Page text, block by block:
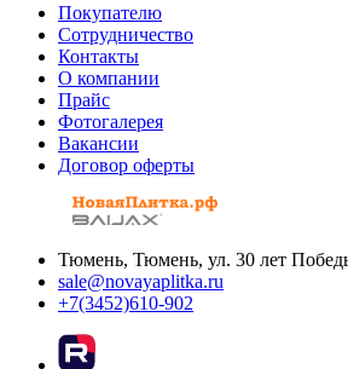
Покупателю
Сотрудничество
Контакты
О компании
Прайс
Фотогалерея
Вакансии
Договор оферты
Тюмень, Тюмень, ул. 30 лет
sale@novayaplitka.ru
+7(3452)610-902